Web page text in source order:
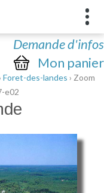
Demande d'infos
Mon panier
Foret-des-landes › Zoom
e02